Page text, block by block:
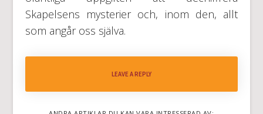
Skapelsens mysterier och, inom den, allt
som angår oss själva.
LEAVE A REPLY